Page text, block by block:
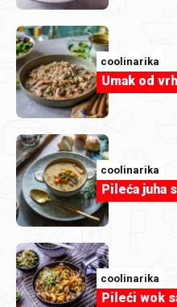
coolinarika
Čoko mousse s
coolinarika
Umak od
coolinarika
Pileća juha
coolinarika
Pileći wok